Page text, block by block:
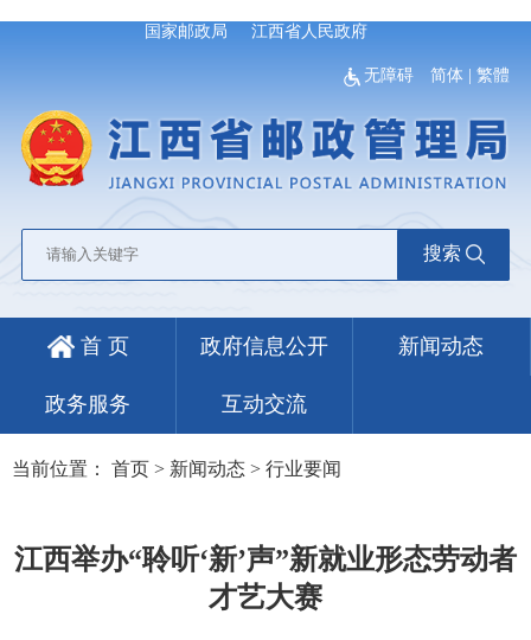
国家邮政局 江西省人民政府
无障碍 简体 |繁體
搜索
首 页 政府信息公开 新闻动态
政务服务 互动交流
当前位置： 首页 > 新闻动态 > 行业要闻
江西举办“聆听‘新’声”新就业形态劳动者
才艺大赛